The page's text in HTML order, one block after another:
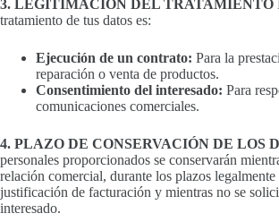
3. LEGITIMACIÓN DEL TRATAMIENTO
tratamiento de tus datos es:
Ejecución de un contrato: Para la
reparación o venta de productos.
Consentimiento del interesado: Para
comunicaciones comerciales.
4. PLAZO DE CONSERVACIÓN DE LOS
personales proporcionados se conservarán
relación comercial, durante los plazos
justificación de facturación y mientras no se
interesado.